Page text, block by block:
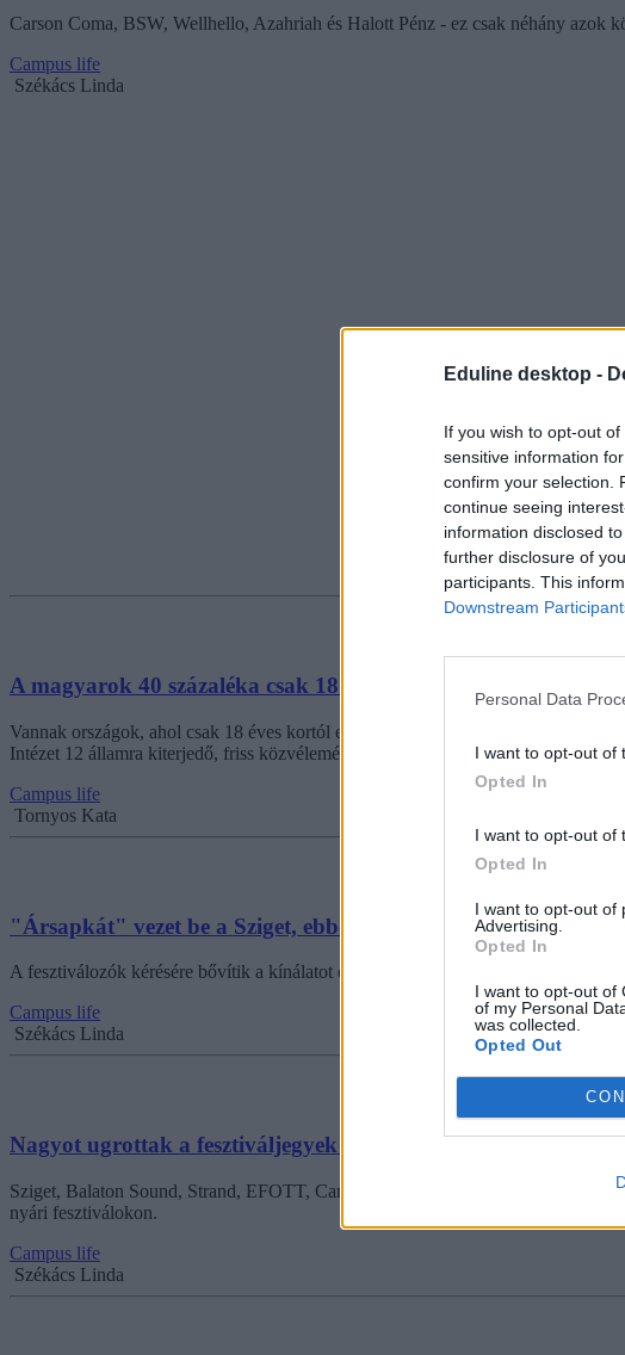
Eduline desktop -
If you wish to opt-out
sensitive information
confirm your selection.
continue seeing
information disclosed
further disclosure of
participants. This
Downstream
Personal Data
I want to opt-out of
Opted In
I want to opt-out of
Opted In
I want to opt-out of
Advertising.
Opted In
I want to opt-out of
of my Personal
was collected.
Opted Out
Carson Coma, BSW, Wellhello, Azahriah és Halott Pénz - ez csak néhány
Campus life
Székács Linda
A magyarok 40 százaléka csak 18 éves kortól engedné bulizni
Vannak országok, ahol csak 18 éves kortól engedélyezné a többség az éjszakai
Intézet 12 államra kiterjedő, friss közvéleménykutatásában az önálló bulizásról
Campus life
Tornyos Kata
"Ársapkát" vezet be a Sziget, ebben az összegben
A fesztiválozók kérésére bővítik a kínálatot és harcba szálltak az elszállt árak ellen.
Campus life
Székács Linda
Nagyot ugrottak a fesztiváljegyek árai: akár 234 ezer forint is
Sziget, Balaton Sound, Strand, EFOTT, Campus és SZIN. Széles palettából
nyári fesztiválokon.
Campus life
Székács Linda